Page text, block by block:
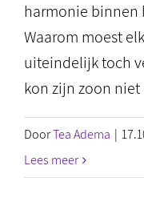
harmonie binnen
Waarom moest
uiteindelijk toch
kon zijn zoon
DoorTea Adema |
Lees meer